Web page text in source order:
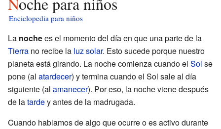
Enciclopedia para niños
La nochees el momento del día en que una parte de la
Tierra no recibe la luz solar. Esto sucede porque nuestro
planeta está girando. La noche comienza cuando el Sol se
pone (al atardecer) y termina cuando el Sol sale al día
siguiente (al amanecer). Por eso, la noche viene después
de latardey antes de la madrugada.
Cuando hablamos de algo que ocurre o es activo durante